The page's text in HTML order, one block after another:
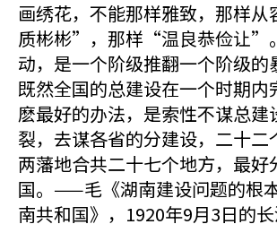
画绣花，不能那样雅致，那样
质彬彬”，那样“温良恭俭让”
动，是一个阶级推翻一个阶级的
既然全国的总建设在一个时期内
麽最好的办法，是索性不谋总建
裂，去谋各省的分建设，二十二
两藩地合共二十七个地方，最好
国。——毛《湖南建设问题的
南共和国》，1920年9月3日的长